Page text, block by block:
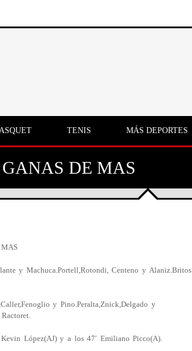
TENIS MÁS DEPORTES
DE MAS
y Machuca.Portell,Rotondi, Centeno y Alaniz.Britos
y Pino.Peralta,Znick,Delgado y
López(AJ) y a los 47′ Emiliano Picco(A).